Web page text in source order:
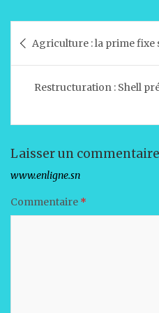
at
s
A
p
p
c
e
b
o
o
k
e
dI
n
l
de Agriculture : la prime fixe
Restructuration : Shell
Laisser un commentaire
Votre adresse e-mail ne sera
Les champs obligatoires sont indiqués avec
Commentaire *